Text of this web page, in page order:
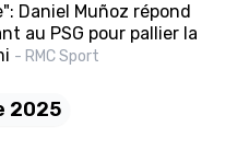
Daniel Muñoz répond
au PSG pour pallier la
- RMC Sport
2025